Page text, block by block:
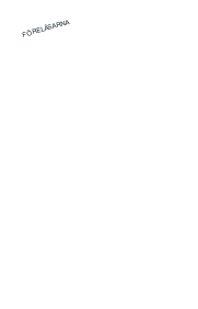
FÖRELÄSARNA